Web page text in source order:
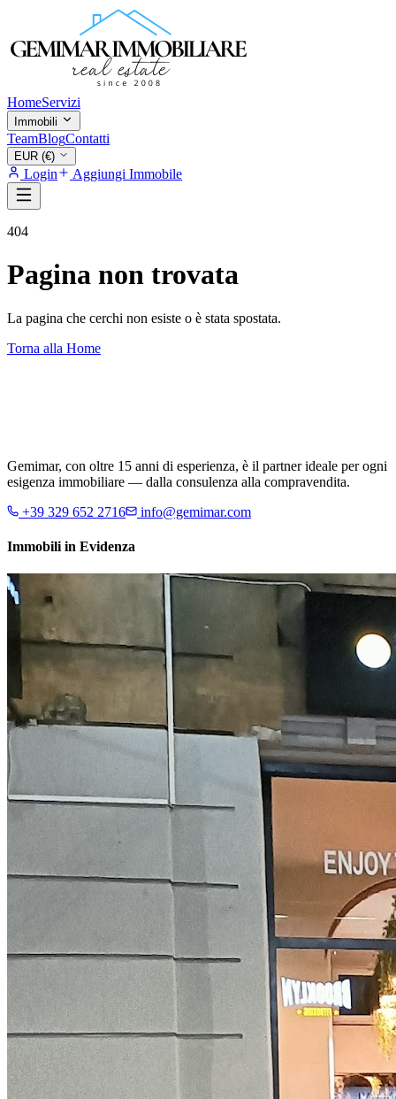
HomeServizi
Immobili
TeamBlogContatti
EUR (€)
Login Aggiungi Immobile
404
Pagina non trovata
La pagina che cerchi non esiste o è stata spostata.
Torna alla Home
Gemimar, con oltre 15 anni di esperienza, è il partner ideale per ogni
esigenza immobiliare — dalla consulenza alla compravendita.
+39 329 652 2716
info@gemimar.com
Immobili in Evidenza